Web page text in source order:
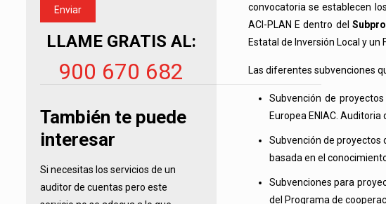
LLAME GRATIS AL:
900 670 682
También te puede
interesar
Si necesitas los servicios de un
auditor de cuentas pero este
convocatoria se establecen
ACI-PLAN E dentro del
Estatal de Inversión Local y un
Las diferentes subvenciones
Subvención de
Europea ENIAC. Auditoria
Subvención de proyectos
basada en el
Subvenciones para
del Programa de